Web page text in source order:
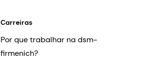
Carreiras
Por que trabalhar na dsm-
firmenich?